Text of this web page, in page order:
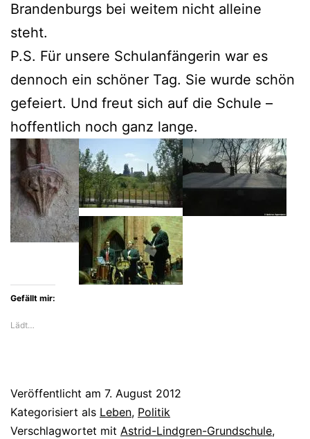
Brandenburgs bei weitem nicht alleine
steht.
P.S. Für unsere Schulanfängerin war es
dennoch ein schöner Tag. Sie wurde schön
gefeiert. Und freut sich auf die Schule –
hoffentlich noch ganz lange.
Gefällt mir:
Lädt…
Veröffentlicht am 7. August 2012
Kategorisiert als Leben, Politik
Verschlagwortet mit Astrid-Lindgren-Grundschule,